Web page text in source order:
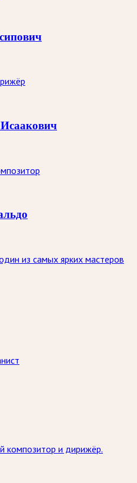
из самых ярких мастеров
композитор и дирижёр.